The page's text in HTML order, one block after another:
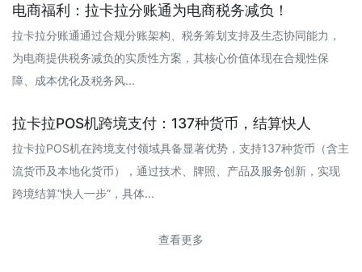
电商福利：拉卡拉分账通为电商税务减负！
拉卡拉分账通通过合规分账架构、税务筹划支持及生态协同能力，
为电商提供税务减负的实质性方案，其核心价值体现在合规性保
障、成本优化及税务风...
拉卡拉POS机跨境支付：137种货币，结算快人
拉卡拉POS机在跨境支付领域具备显著优势，支持137种货币（含主
流货币及本地化货币），通过技术、牌照、产品及服务创新，实现
跨境结算“快人一步”，具体...
查看更多